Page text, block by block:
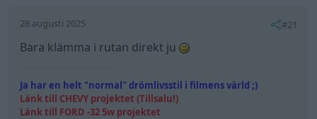
28 augusti 2025 #21
Bara klämma i rutan direkt ju
Ja har en helt "normal" drömlivsstil i filmens värld ;)
Länk till CHEVY projektet (Tillsalu!)
Länk till FORD -32 5w projektet